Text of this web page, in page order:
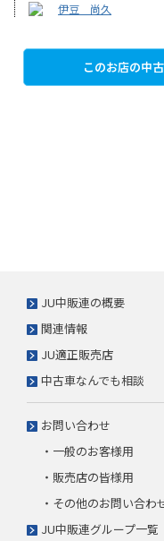
伊豆 尚久
このお店の中
JU中販連の概要
関連情報
JU適正販売店
中古車なんでも相談
お問い合わせ
・一般のお客様用
・販売店の皆様用
・その他のお問い合わ
JU中販連グループ一覧